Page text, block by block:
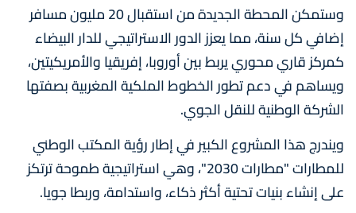
وستمكن المحطة الجديدة من استقبال 20 مليون مسافر
إضافي كل سنة، مما يعزز الدور الاستراتيجي للدار البيضاء
كمركز قاري محوري يربط بين أوروبا، إفريقيا والأمريكيتين،
ويساهم في دعم تطور الخطوط الملكية المغربية بصفتها
الشركة الوطنية للنقل الجوي.
ويندرج هذا المشروع الكبير في إطار رؤية المكتب الوطني
للمطارات "مطارات 2030"، وهي استراتيجية طموحة ترتكز
على إنشاء بنيات تحتية أكثر ذكاء، واستدامة، وربطا جويا.